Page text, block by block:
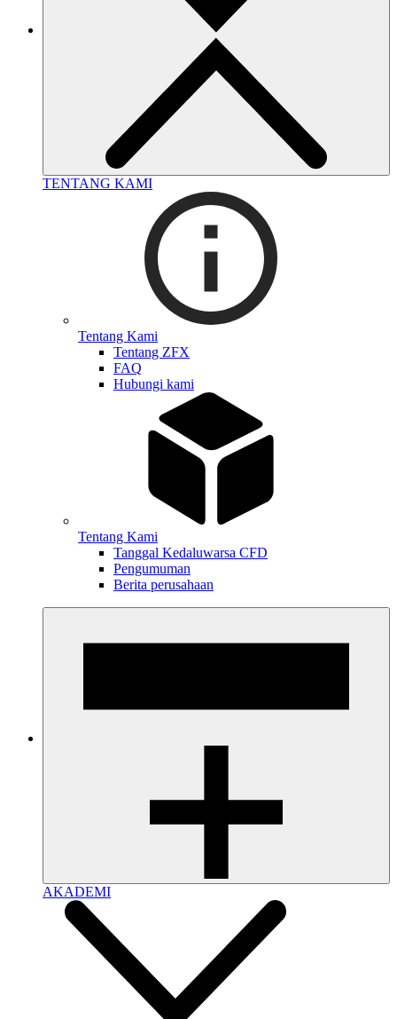
TENTANG KAMI
Tentang Kami
Tentang ZFX
FAQ
Hubungi kami
Tentang Kami
Tanggal Kedaluwarsa CFD
Pengumuman
Berita perusahaan
AKADEMI